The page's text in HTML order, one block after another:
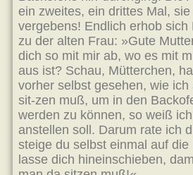
ein zweites, ein drittes Mal,
vergebens! Endlich erhob sich
zu der alten Frau: »Gute
dich so mit mir ab, wo es mit
aus ist? Schau, Mütterchen,
vorher selbst gesehen, wie ich
sit-zen muß, um in den
werden zu können, so weiß
anstellen soll. Darum rate ich
steige du selbst einmal auf die
lasse dich hineinschieben,